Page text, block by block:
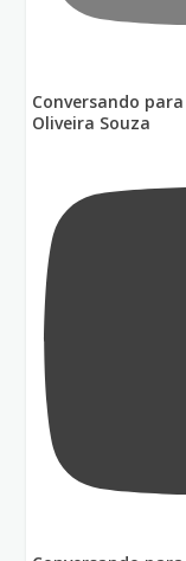
Conversando
Oliveira Souza